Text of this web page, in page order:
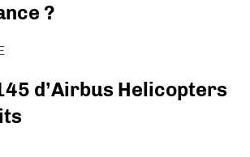
?
d’Airbus Helicopters